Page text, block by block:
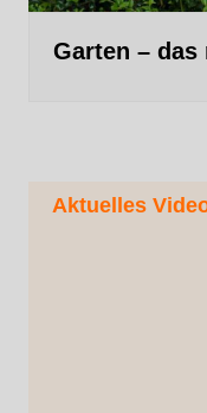
Garten – das
Aktuelles